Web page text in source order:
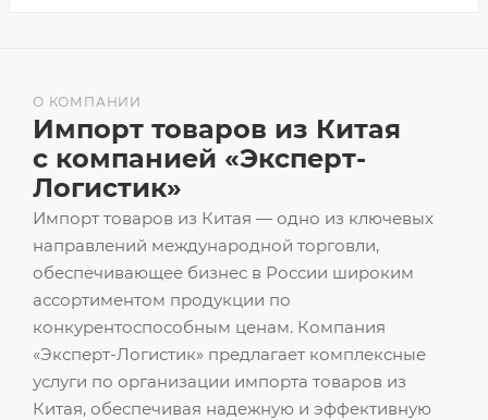
Импорт товаров из Китая — одно из ключевых
направлений международной торговли,
обеспечивающее бизнес в России широким
ассортиментом продукции по
конкурентоспособным ценам. Компания
«Эксперт-Логистик» предлагает комплексные
услуги по организации импорта товаров из
Китая, обеспечивая надежную и эффективную
О КОМПАНИИ
Импорт товаров из Китая
с компанией «Эксперт-
Логистик»